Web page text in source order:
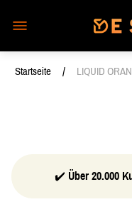
Startseite / LIQUID
✔️ Über 20.000